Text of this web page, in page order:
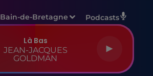
Bain-de-Bretagne Podcasts
Là Bas
JEAN-JACQUES
GOLDMAN